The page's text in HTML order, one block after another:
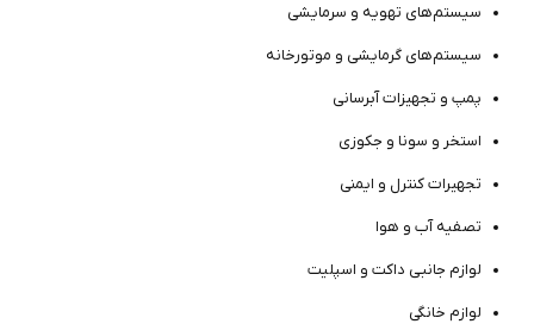
سیستم‌های تهویه و سرمایشی
سیستم‌های گرمایشی و موتور‌خانه
پمپ و تجهیزات آبرسانی
استخر و سونا و جکوزی
تجهیرات کنترل و ایمنی
تصفیه آب و هوا
لوازم جانبی داکت و اسپلیت
لوازم خانگی